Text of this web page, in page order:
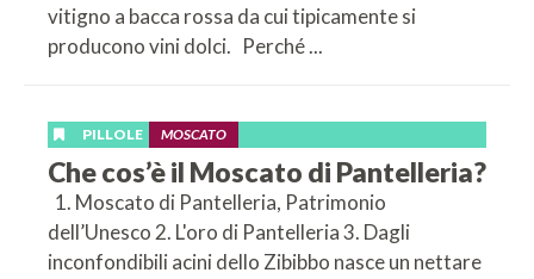
vitigno a bacca rossa da cui tipicamente si
producono vini dolci. Perché ...
PILLOLE MOSCATO
Che cos’è il Moscato di Pantelleria?
1. Moscato di Pantelleria, Patrimonio
dell’Unesco 2. L'oro di Pantelleria 3. Dagli
inconfondibili acini dello Zibibbo nasce un nettare